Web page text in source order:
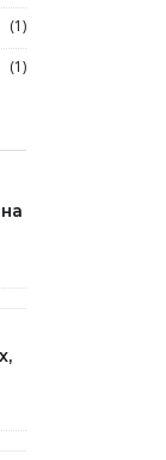
(1)
(1)